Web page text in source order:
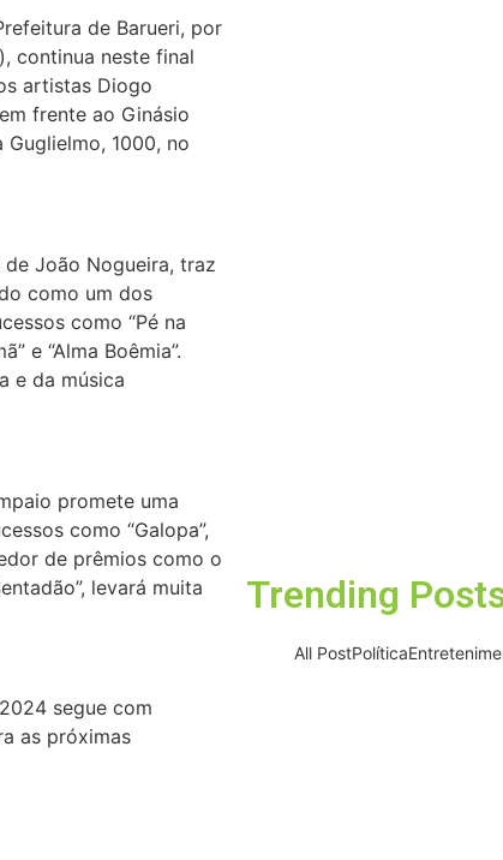
de Barueri, por
continua neste final
artistas Diogo
frente ao Ginásio
1000, no
João Nogueira, traz
como um dos
como “Pé na
e “Alma Boêmia”.
e da música
promete uma
como “Galopa”,
de prêmios como o
levará muita
segue com
as próximas
Trending
All PostPolítica